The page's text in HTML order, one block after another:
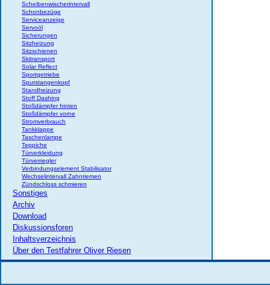
Scheibenwischerintervall
Schonbezüge
Serviceanzeige
Servoöl
Sicherungen
Sitzheizung
Sitzschienen
Skitransport
Solar Reflect
Sportgetriebe
Spurstangenkopf
Standheizung
Stoff Dashing
Stoßdämpfer hinten
Stoßdämpfer vorne
Stromverbrauch
Tankklappe
Taschenlampe
Teppiche
Türverkleidung
Türverriegler
Verbindungselement Stabilisator
Wechselintervall Zahnriemen
Zündschloss schmieren
Sonstiges
Archiv
Download
Diskussionsforen
Inhaltsverzeichnis
Über den Testfahrer Oliver Riesen